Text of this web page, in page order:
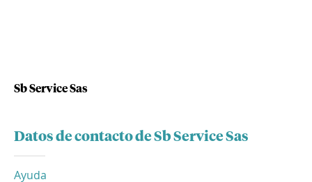
Sb Service Sas
Datos de contacto de Sb Service Sas
Ayuda